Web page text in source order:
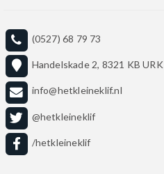
(0527) 68 79 73
Handelskade 2, 8321 KB URK
info@hetkleineklif.nl
@hetkleineklif
/hetkleineklif